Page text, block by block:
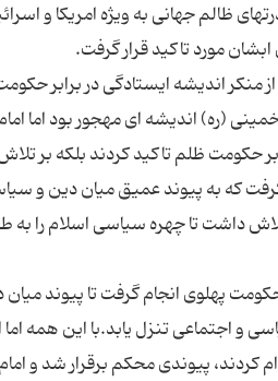
ظالم جهانی به ویژه امریکا و
اندیشه ایستادگی در برابر
(ره) اندیشه ای مهجور بود اما
حکومت ظلم تاکید کردند بلکه بر
گرفت که به پیوند عمیق میان دین و
داشت تا چهره سیاسی اسلام را به
حکومت پهلوی انجام گرفت تا پیوند
تنزل یابد.با این همه اما از
پیوندی محکم برقرار شد و